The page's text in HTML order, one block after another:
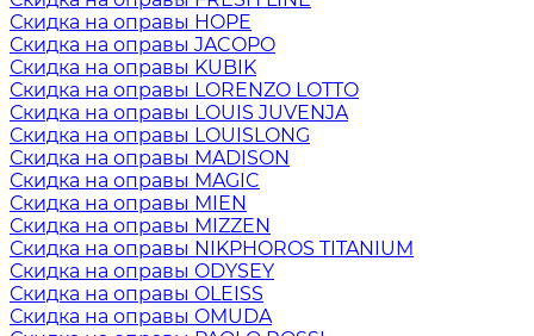
Скидка на оправы HOPE
Скидка на оправы JACOPO
Скидка на оправы KUBIK
Скидка на оправы LORENZO LOTTO
Скидка на оправы LOUIS JUVENJA
Скидка на оправы LOUISLONG
Скидка на оправы MADISON
Скидка на оправы MAGIC
Скидка на оправы MIEN
Скидка на оправы MIZZEN
Скидка на оправы NIKPHOROS TITANIUM
Скидка на оправы ODYSEY
Скидка на оправы OLEISS
Скидка на оправы OMUDA